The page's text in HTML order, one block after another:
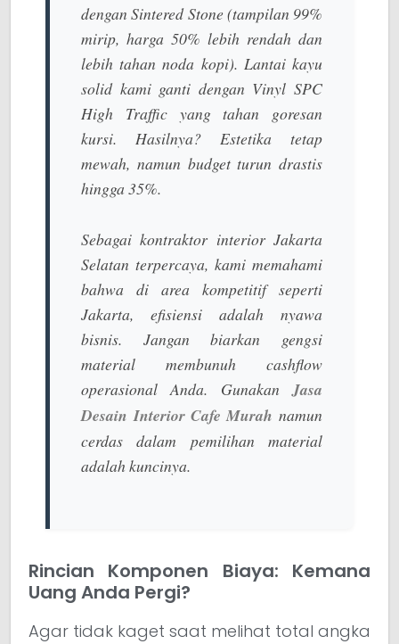
denganSintered Stone(tampilan 99%
mirip, harga 50% lebih rendah dan
lebih tahan noda kopi). Lantai kayu
solid kami ganti dengan Vinyl SPC
High Trafficyang tahan goresan
kursi. Hasilnya? Estetika tetap
mewah, namun budget turun drastis
hingga 35%.
Sebagaikontraktor interior Jakarta
Selatan terpercaya, kami memahami
bahwa di area kompetitif seperti
Jakarta, efisiensi adalah nyawa
bisnis. Jangan biarkan gengsi
material membunuh cashflow
operasional Anda. GunakanJasa
Desain Interior Cafe Murah namun
cerdas dalam pemilihan material
adalah kuncinya.
Rincian Komponen Biaya: Kemana
Uang Anda Pergi?
Agar tidak kaget saat melihat total angka